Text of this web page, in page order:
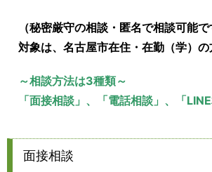
（秘密厳守の相談・匿名で相談可能で
対象は、名古屋市在住・在勤（学）の
～相談方法は3種類～
「面接相談」、「電話相談」、「LINE
面接相談